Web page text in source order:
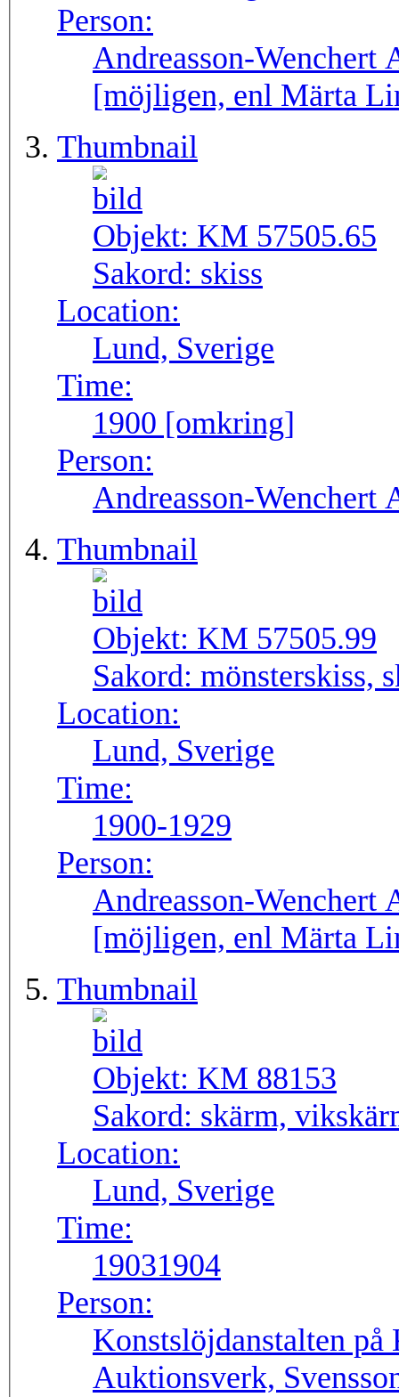
Person:
Andreasson-Wenchert
[möjligen, enl Märta
Thumbnail
Objekt: KM 57505.65
Sakord: skiss
Location:
Lund, Sverige
Time:
1900 [omkring]
Person:
Andreasson-Wenchert
Thumbnail
Objekt: KM 57505.99
Sakord: mönsterskiss,
Location:
Lund, Sverige
Time:
1900-1929
Person:
Andreasson-Wenchert
[möjligen, enl Märta
Thumbnail
Objekt: KM 88153
Sakord: skärm,
Location:
Lund, Sverige
Time:
19031904
Person:
Konstslöjdanstalten
Auktionsverk,